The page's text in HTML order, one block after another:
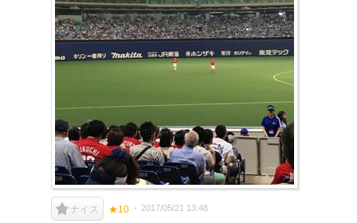
ナイス ★10 2017/05/21 13:48